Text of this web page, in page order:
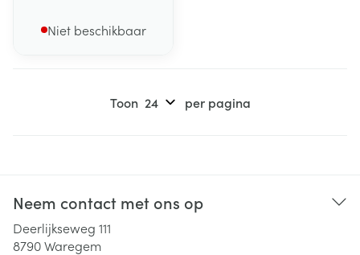
Niet beschikbaar
Toon per pagina
Neem contact met ons op
Deerlijkseweg 111
8790Waregem